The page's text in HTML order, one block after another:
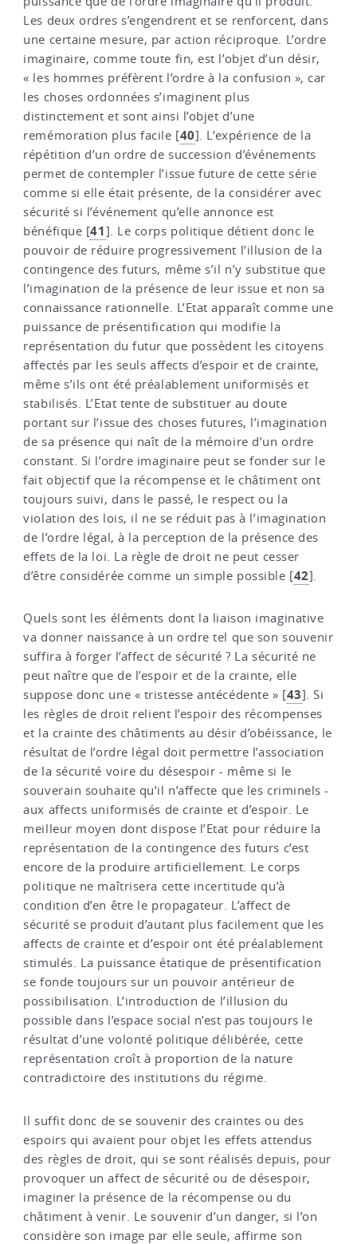
Les deux ordres s’engendrent et se renforcent, dans
une certaine mesure, par action réciproque. L’ordre
imaginaire, comme toute fin, est l’objet d’un désir,
« les hommes préfèrent l’ordre à la confusion », car
les choses ordonnées s’imaginent plus
distinctement et sont ainsi l’objet d’une
remémoration plus facile [40]. L’expérience de la
répétition d’un ordre de succession d’événements
permet de contempler l’issue future de cette série
comme si elle était présente, de la considérer avec
sécurité si l’événement qu’elle annonce est
bénéfique [41]. Le corps politique détient donc le
pouvoir de réduire progressivement l’illusion de la
contingence des futurs, même s’il n’y substitue que
l’imagination de la présence de leur issue et non sa
connaissance rationnelle. L’Etat apparaît comme une
puissance de présentification qui modifie la
représentation du futur que possèdent les citoyens
affectés par les seuls affects d’espoir et de crainte,
même s’ils ont été préalablement uniformisés et
stabilisés. L’Etat tente de substituer au doute
portant sur l’issue des choses futures, l’imagination
de sa présence qui naît de la mémoire d’un ordre
constant. Si l’ordre imaginaire peut se fonder sur le
fait objectif que la récompense et le châtiment ont
toujours suivi, dans le passé, le respect ou la
violation des lois, il ne se réduit pas à l’imagination
de l’ordre légal, à la perception de la présence des
effets de la loi. La règle de droit ne peut cesser
d’être considérée comme un simple possible [42].
Quels sont les éléments dont la liaison imaginative
va donner naissance à un ordre tel que son souvenir
suffira à forger l’affect de sécurité ? La sécurité ne
peut naître que de l’espoir et de la crainte, elle
suppose donc une « tristesse antécédente » [43]. Si
les règles de droit relient l’espoir des récompenses
et la crainte des châtiments au désir d’obéissance, le
résultat de l’ordre légal doit permettre l’association
de la sécurité voire du désespoir - même si le
souverain souhaite qu’il n’affecte que les criminels -
aux affects uniformisés de crainte et d’espoir. Le
meilleur moyen dont dispose l’Etat pour réduire la
représentation de la contingence des futurs c’est
encore de la produire artificiellement. Le corps
politique ne maîtrisera cette incertitude qu’à
condition d’en être le propagateur. L’affect de
sécurité se produit d’autant plus facilement que les
affects de crainte et d’espoir ont été préalablement
stimulés. La puissance étatique de présentification
se fonde toujours sur un pouvoir antérieur de
possibilisation. L’introduction de l’illusion du
possible dans l’espace social n’est pas toujours le
résultat d’une volonté politique délibérée, cette
représentation croît à proportion de la nature
contradictoire des institutions du régime.
Il suffit donc de se souvenir des craintes ou des
espoirs qui avaient pour objet les effets attendus
des règles de droit, qui se sont réalisés depuis, pour
provoquer un affect de sécurité ou de désespoir,
imaginer la présence de la récompense ou du
châtiment à venir. Le souvenir d’un danger, si l’on
considère son image par elle seule, affirme son